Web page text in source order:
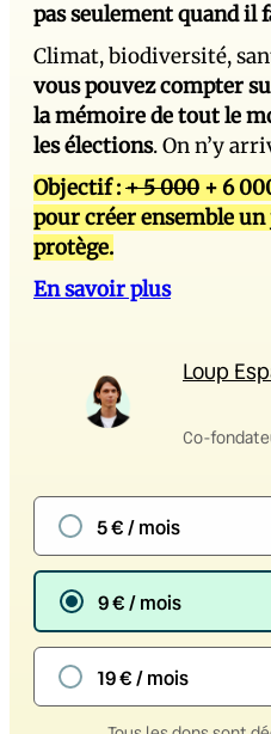
pas seulement quand il
Climat, biodiversité,
vous pouvez compter
la mémoire de tout le
les élections. On n’y
Objectif :+ 5 000 + 6
pour créer ensemble
protège.
En savoir plus
Loup
Co-
5 € / mois
9 € / mois
19 € / mois